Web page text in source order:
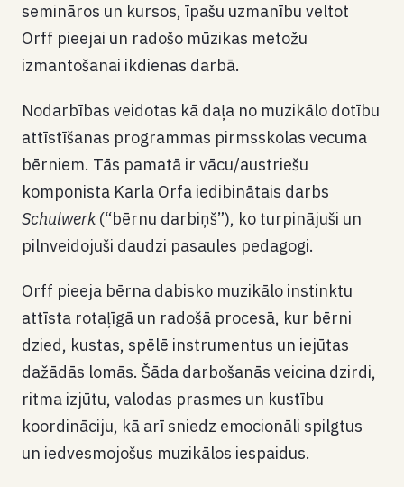
semināros un kursos, īpašu uzmanību veltot
Orff pieejai un radošo mūzikas metožu
izmantošanai ikdienas darbā.
Nodarbības veidotas kā daļa no muzikālo dotību
attīstīšanas programmas pirmsskolas vecuma
bērniem. Tās pamatā ir vācu/austriešu
komponista Karla Orfa iedibinātais darbs
Schulwerk(“bērnu darbiņš”), ko turpinājuši un
pilnveidojuši daudzi pasaules pedagogi.
Orff pieeja bērna dabisko muzikālo instinktu
attīsta rotaļīgā un radošā procesā, kur bērni
dzied, kustas, spēlē instrumentus un iejūtas
dažādās lomās. Šāda darbošanās veicina dzirdi,
ritma izjūtu, valodas prasmes un kustību
koordināciju, kā arī sniedz emocionāli spilgtus
un iedvesmojošus muzikālos iespaidus.